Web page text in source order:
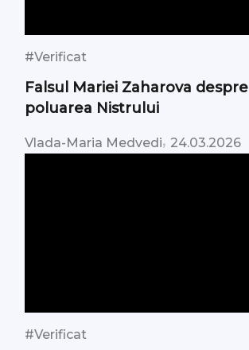
#Verificat
Falsul Mariei Zaharova despre
poluarea Nistrului
Vlada-Maria Medvedi, 24.03.2026
#Verificat